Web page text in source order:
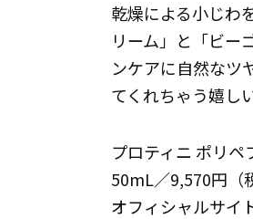
乾燥による小じわ
リーム」と「ビー
ンケアに自然なツ
てくれちゃう嬉し
プロティニ ポリペ
50mL／9,570円（
オフィシャルサイ